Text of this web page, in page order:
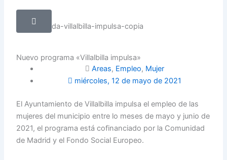
Nuevo programa «Villalbilla impulsa»
Areas, Empleo, Mujer
miércoles, 12 de mayo de 2021
El Ayuntamiento de Villalbilla impulsa el empleo de las
mujeres del municipio entre lo meses de mayo y junio de
2021, el programa está cofinanciado por la Comunidad
de Madrid y el Fondo Social Europeo.